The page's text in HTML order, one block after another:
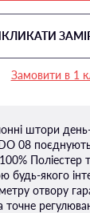
Замовити в 1
штори
08
Поліестер
будь-якого
отвору
точне